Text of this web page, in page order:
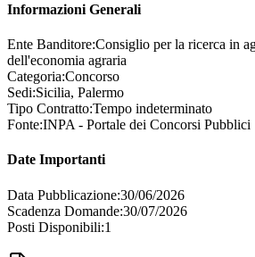
Informazioni Generali
Ente Banditore:Consiglio per la ricerca in
dell'economia agraria
Categoria:Concorso
Sedi:Sicilia, Palermo
Tipo Contratto:Tempo indeterminato
Fonte:INPA - Portale dei Concorsi Pubblici
Date Importanti
Data Pubblicazione:30/06/2026
Scadenza Domande:30/07/2026
Posti Disponibili:1